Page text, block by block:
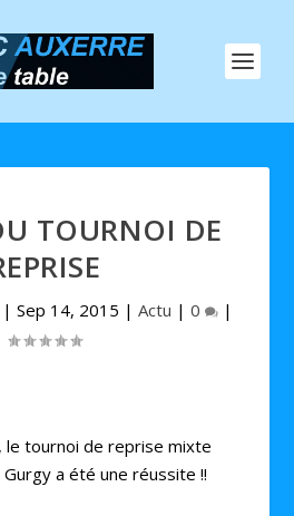
TOURNOI DE
| Sep 14, 2015 | Actu | 0 |
le tournoi de reprise mixte
Gurgy a été une réussite !!